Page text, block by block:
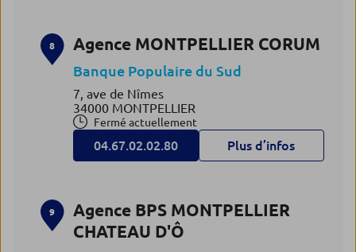
8 Agence MONTPELLIER CORUM
Banque Populaire du Sud
7, ave de Nîmes
34000 MONTPELLIER
Fermé actuellement
04.67.02.02.80 Plus d’infos
9
Agence BPS MONTPELLIER
CHATEAU D'Ô